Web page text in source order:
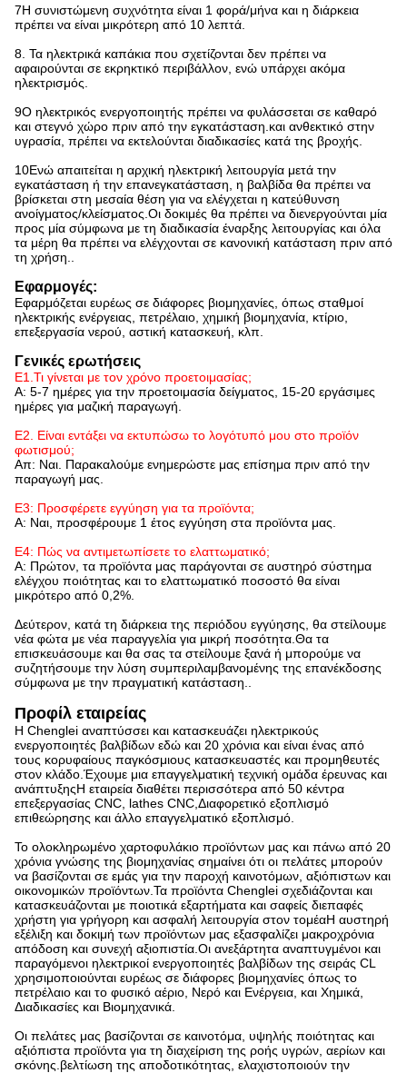
7Η συνιστώμενη συχνότητα είναι 1 φορά/μήνα και η διάρκεια
πρέπει να είναι μικρότερη από 10 λεπτά.
8. Τα ηλεκτρικά καπάκια που σχετίζονται δεν πρέπει να
αφαιρούνται σε εκρηκτικό περιβάλλον, ενώ υπάρχει ακόμα
ηλεκτρισμός.
9Ο ηλεκτρικός ενεργοποιητής πρέπει να φυλάσσεται σε καθαρό
και στεγνό χώρο πριν από την εγκατάσταση.και ανθεκτικό στην
υγρασία, πρέπει να εκτελούνται διαδικασίες κατά της βροχής.
10Ενώ απαιτείται η αρχική ηλεκτρική λειτουργία μετά την
εγκατάσταση ή την επανεγκατάσταση, η βαλβίδα θα πρέπει να
βρίσκεται στη μεσαία θέση για να ελέγχεται η κατεύθυνση
ανοίγματος/κλείσματος.Οι δοκιμές θα πρέπει να διενεργούνται μία
προς μία σύμφωνα με τη διαδικασία έναρξης λειτουργίας και όλα
τα μέρη θα πρέπει να ελέγχονται σε κανονική κατάσταση πριν από
τη χρήση..
Εφαρμογές:
Εφαρμόζεται ευρέως σε διάφορες βιομηχανίες, όπως σταθμοί
ηλεκτρικής ενέργειας, πετρέλαιο, χημική βιομηχανία, κτίριο,
επεξεργασία νερού, αστική κατασκευή, κλπ.
Γενικές ερωτήσεις
Ε1.Τι γίνεται με τον χρόνο προετοιμασίας;
Α: 5-7 ημέρες για την προετοιμασία δείγματος, 15-20 εργάσιμες
ημέρες για μαζική παραγωγή.
Ε2. Είναι εντάξει να εκτυπώσω το λογότυπό μου στο προϊόν
φωτισμού;
Απ: Ναι. Παρακαλούμε ενημερώστε μας επίσημα πριν από την
παραγωγή μας.
Ε3: Προσφέρετε εγγύηση για τα προϊόντα;
Α: Ναι, προσφέρουμε 1 έτος εγγύηση στα προϊόντα μας.
Ε4: Πώς να αντιμετωπίσετε το ελαττωματικό;
Α: Πρώτον, τα προϊόντα μας παράγονται σε αυστηρό σύστημα
ελέγχου ποιότητας και το ελαττωματικό ποσοστό θα είναι
μικρότερο από 0,2%.
Δεύτερον, κατά τη διάρκεια της περιόδου εγγύησης, θα στείλουμε
νέα φώτα με νέα παραγγελία για μικρή ποσότητα.Θα τα
επισκευάσουμε και θα σας τα στείλουμε ξανά ή μπορούμε να
συζητήσουμε την λύση συμπεριλαμβανομένης της επανέκδοσης
σύμφωνα με την πραγματική κατάσταση..
Προφίλ εταιρείας
Η Chenglei αναπτύσσει και κατασκευάζει ηλεκτρικούς
ενεργοποιητές βαλβίδων εδώ και 20 χρόνια και είναι ένας από
τους κορυφαίους παγκόσμιους κατασκευαστές και προμηθευτές
στον κλάδο.Έχουμε μια επαγγελματική τεχνική ομάδα έρευνας και
ανάπτυξηςΗ εταιρεία διαθέτει περισσότερα από 50 κέντρα
επεξεργασίας CNC, lathes CNC,Διαφορετικό εξοπλισμό
επιθεώρησης και άλλο επαγγελματικό εξοπλισμό.
Το ολοκληρωμένο χαρτοφυλάκιο προϊόντων μας και πάνω από 20
χρόνια γνώσης της βιομηχανίας σημαίνει ότι οι πελάτες μπορούν
να βασίζονται σε εμάς για την παροχή καινοτόμων, αξιόπιστων και
οικονομικών προϊόντων.Τα προϊόντα Chenglei σχεδιάζονται και
κατασκευάζονται με ποιοτικά εξαρτήματα και σαφείς διεπαφές
χρήστη για γρήγορη και ασφαλή λειτουργία στον τομέαΗ αυστηρή
εξέλιξη και δοκιμή των προϊόντων μας εξασφαλίζει μακροχρόνια
απόδοση και συνεχή αξιοπιστία.Οι ανεξάρτητα αναπτυγμένοι και
παραγόμενοι ηλεκτρικοί ενεργοποιητές βαλβίδων της σειράς CL
χρησιμοποιούνται ευρέως σε διάφορες βιομηχανίες όπως το
πετρέλαιο και το φυσικό αέριο, Νερό και Ενέργεια, και Χημικά,
Διαδικασίες και Βιομηχανικά.
Οι πελάτες μας βασίζονται σε καινοτόμα, υψηλής ποιότητας και
αξιόπιστα προϊόντα για τη διαχείριση της ροής υγρών, αερίων και
σκόνης.βελτίωση της αποδοτικότητας, ελαχιστοποιούν την